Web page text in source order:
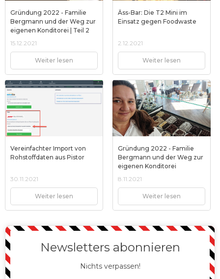
Gründung 2022 - Familie
Bergmann und der Weg zur
eigenen Konditorei | Teil 2
15.12.2021
Weiter lesen
Äss-Bar: Die T2 Mini im
Einsatz gegen Foodwaste
2.12.2021
Weiter lesen
Vereinfachter Import von
Rohstoffdaten aus Pistor
30.11.2021
Weiter lesen
Gründung 2022 - Familie
Bergmann und der Weg zur
eigenen Konditorei
8.11.2021
Weiter lesen
Newsletters abonnieren
Nichts verpassen!